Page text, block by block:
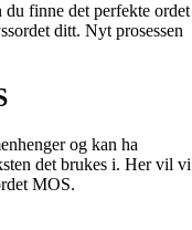
finne det perfekte ordet
ditt. Nyt prosessen
og kan ha
det brukes i. Her vil vi
MOS.